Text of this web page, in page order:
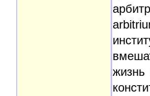
жизнь